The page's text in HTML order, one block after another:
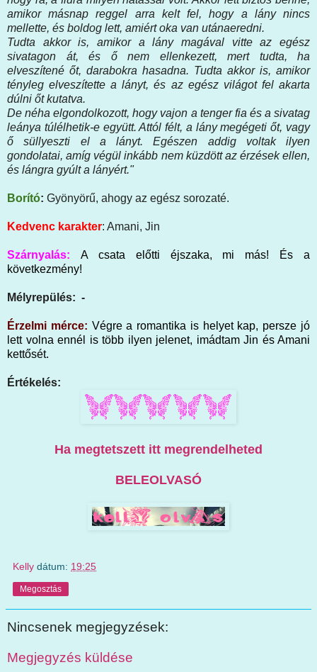
amikor másnap reggel arra kelt fel, hogy a lány nincs
mellette, és boldog lett, amiért oka van utánaeredni.
Tudta akkor is, amikor a lány magával vitte az egész
sivatagon át, és ő nem ellenkezett, mert tudta, ha
elveszítené őt, darabokra hasadna. Tudta akkor is, amikor
tényleg elveszítette a lányt, és az egész világot fel akarta
dúlni őt kutatva.
De néha elgondolkozott, hogy vajon a tenger fia és a sivatag
leánya túlélhetik-e együtt. Attól félt, a lány megégeti őt, vagy
ő süllyeszti el a lányt. Egészen addig voltak ilyen
gondolatai, amíg végül inkább nem küzdött az érzések ellen,
és lángra gyúlt a lányért."
Borító: Gyönyörű, ahogy az egész sorozaté.
Kedvenc karakter: Amani, Jin
Szárnyalás: A csata előtti éjszaka, mi más! És a
következmény!
Mélyrepülés: -
Érzelmi mérce: Végre a romantika is helyet kap, persze jó
lett volna ennél is több ilyen jelenet, imádtam Jin és Amani
kettősét.
Értékelés:
Ha megtetszett itt megrendelheted
BELEOLVASÓ
Kelly dátum: 19:25
Megosztás
Nincsenek megjegyzések:
Megjegyzés küldése